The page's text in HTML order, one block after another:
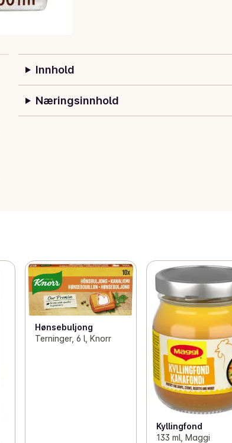
Innhold
Næringsinnhold
Hønsebuljong
Terninger, 6 l, Knorr
Kyllingfond
133 ml, Maggi